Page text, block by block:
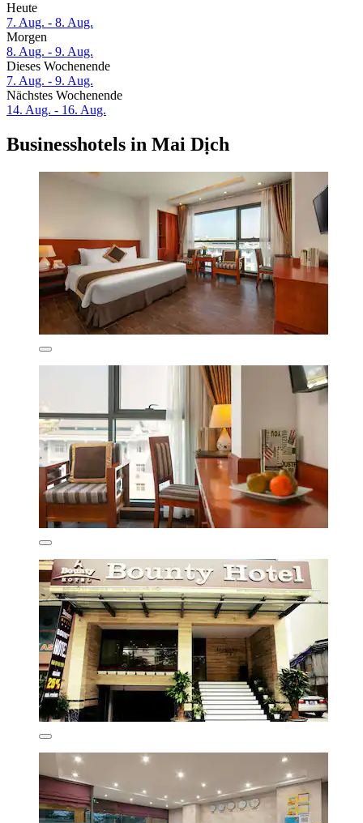
Heute
7. Aug. - 8. Aug.
Morgen
8. Aug. - 9. Aug.
Dieses Wochenende
7. Aug. - 9. Aug.
Nächstes Wochenende
14. Aug. - 16. Aug.
Businesshotels in Mai Dịch